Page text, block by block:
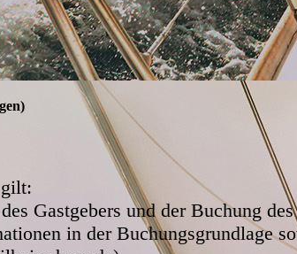
Gastgebers und der Buchung
in der Buchungsgrundlage